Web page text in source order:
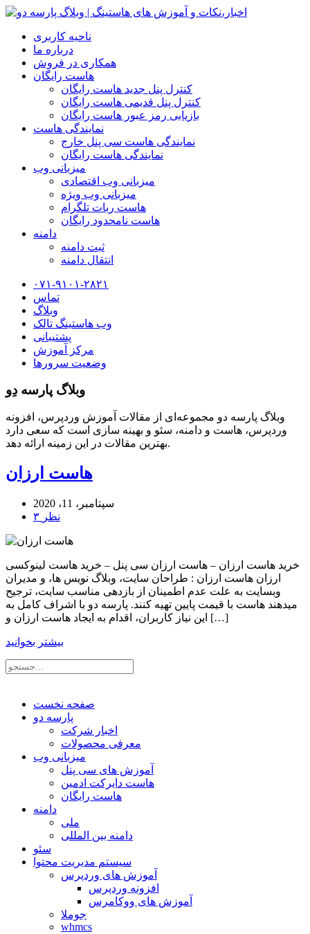
ناحیه کاربری
درباره ما
همکاری در فروش
هاست رایگان
کنترل پنل جدید هاست رایگان
کنترل پنل قدیمی هاست رایگان
بازیابی رمز عبور هاست رایگان
نمایندگی هاست
نمایندگی هاست سی پنل خارج
نمایندگی هاست رایگان
میزبانی وب
میزبانی وب اقتصادی
میزبانی وب ویژه
هاست ربات تلگرام
هاست نامحدود رایگان
دامنه
ثبت دامنه
انتقال دامنه
۰۷۱-۹۱۰۱-۲۸۲۱
تماس
وبلاگ
وب هاستینگ تالک
پشتیبانی
مرکز آموزش
وضعیت سرورها
وبلاگ پارسه دِو
وبلاگ پارسه دو مجموعه‌ای از مقالات آموزش وردپرس، افزونه
وردپرس، هاست و دامنه، سئو و بهینه سازی است که سعی دارد
بهترین مقالات در این زمینه ارائه دهد.
هاست ارزان
سپتامبر، 11، 2020
۳ نظر
خرید هاست ارزان – هاست ارزان سی پنل – خرید هاست لینوکسی
ارزان هاست ارزان : طراحان سایت، وبلاگ نویس ها، و مدیران
وبسایت به علت عدم اطمینان از بازدهی مناسب سایت، ترجیح
میدهند هاست با قیمت پایین تهیه کنند. پارسه دو با اشراف کامل به
این نیاز کاربران، اقدام به ایجاد هاست ارزان و […]
بیشتر بخوانید
صفحه نخست
پارسه دو
اخبار شرکت
معرفی محصولات
میزبانی وب
آموزش های سی پنل
هاست دایرکت ادمین
هاست رایگان
دامنه
ملی
دامنه بین المللی
سئو
سیستم مدیریت محتوا
آموزش های وردپرس
افزونه وردپرس
آموزش های ووکامرس
جوملا
whmcs